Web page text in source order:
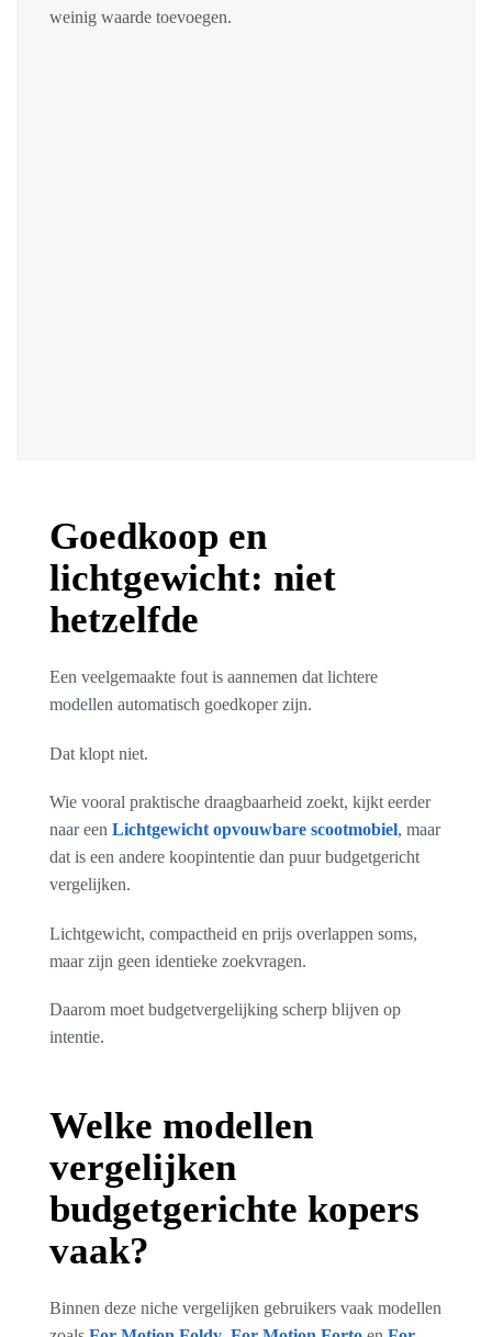
weinig waarde toevoegen.
Goedkoop en
lichtgewicht: niet
hetzelfde
Een veelgemaakte fout is aannemen dat lichtere
modellen automatisch goedkoper zijn.
Dat klopt niet.
Wie vooral praktische draagbaarheid zoekt, kijkt eerder
naar een Lichtgewicht opvouwbare scootmobiel, maar
dat is een andere koopintentie dan puur budgetgericht
vergelijken.
Lichtgewicht, compactheid en prijs overlappen soms,
maar zijn geen identieke zoekvragen.
Daarom moet budgetvergelijking scherp blijven op
intentie.
Welke modellen
vergelijken
budgetgerichte kopers
vaak?
Binnen deze niche vergelijken gebruikers vaak modellen